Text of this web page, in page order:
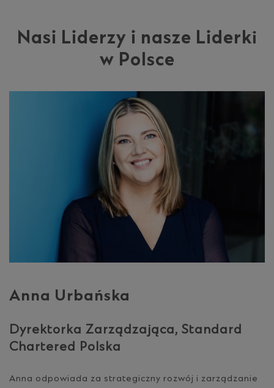
Nasi Liderzy i nasze Liderki
w Polsce
Anna Urbańska
Dyrektorka Zarządzająca, Standard
Chartered Polska
Anna odpowiada za strategiczny rozwój i zarządzanie